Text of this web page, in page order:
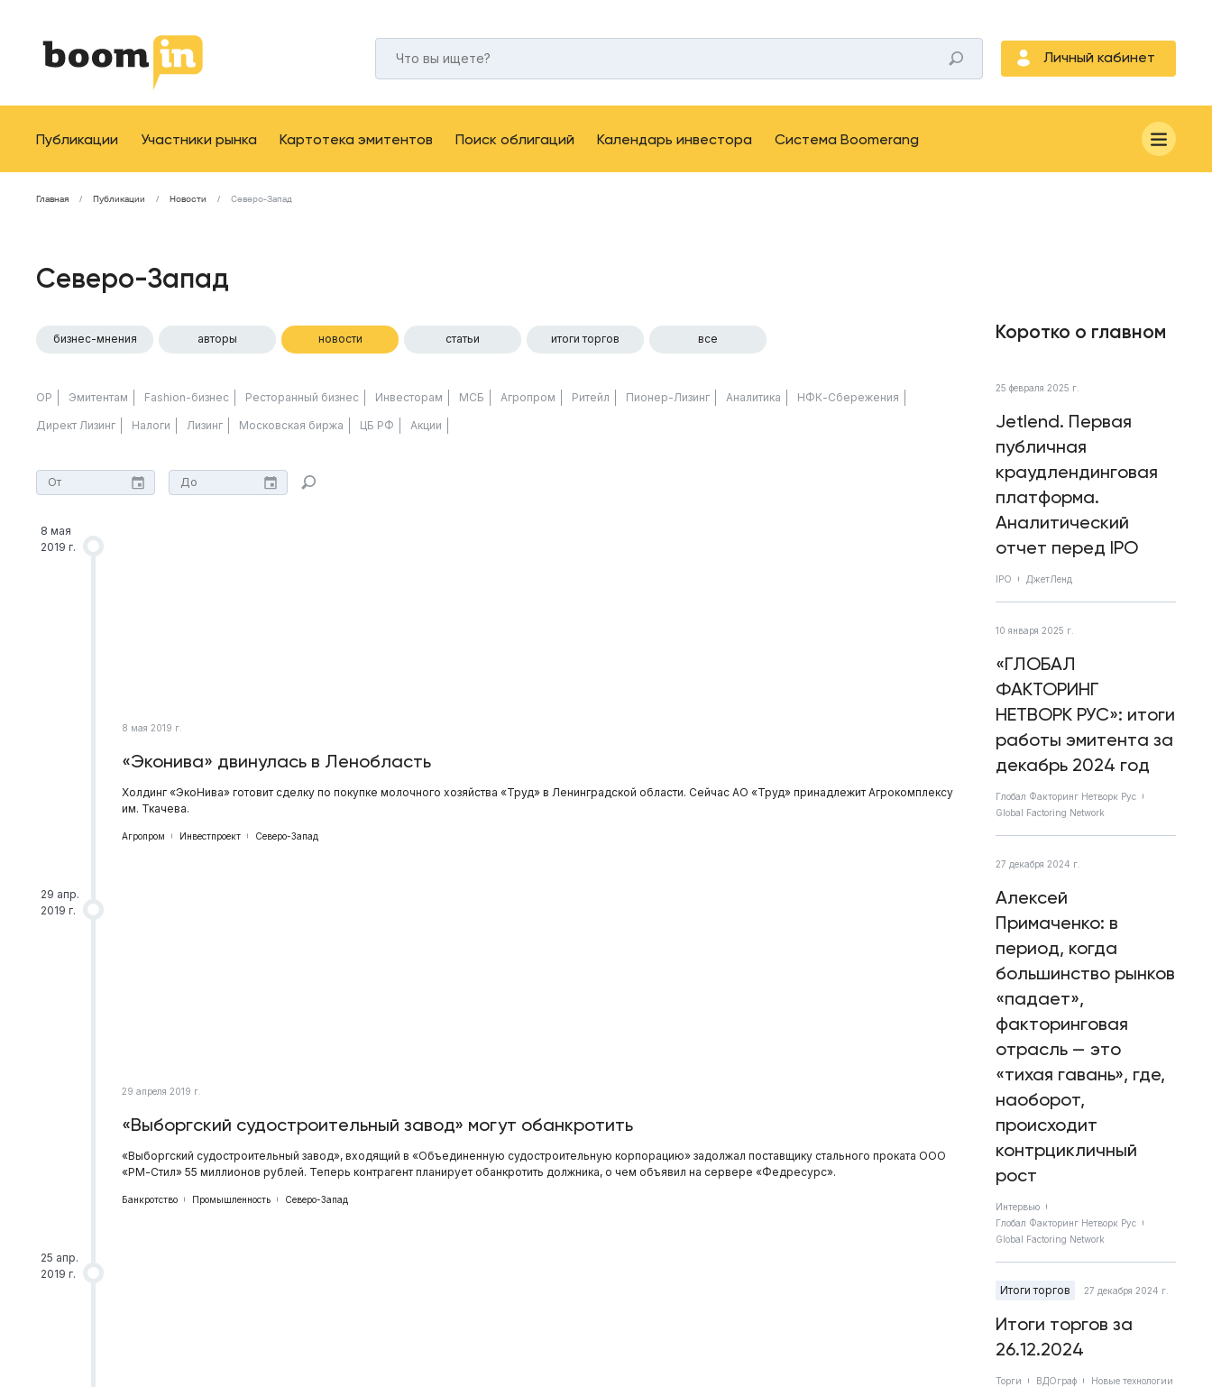
Личный кабинет
Публикации Участники рынка Картотека эмитентов Поиск облигаций Календарь инвестора Система Boomerang
Главная Публикации Новости Северо-Запад
Северо-Запад
бизнес-мнения авторы новости статьи итоги торгов все
ОР Эмитентам Fashion-бизнес Ресторанный бизнес Инвесторам МСБ Агропром Ритейл Пионер-Лизинг Аналитика НФК-Сбережения
Директ Лизинг Налоги Лизинг Московская биржа ЦБ РФ Акции
8 мая
2019 г.
8 мая 2019 г.
«Эконива» двинулась в Ленобласть
Холдинг «ЭкоНива» готовит сделку по покупке молочного хозяйства «Труд» в Ленинградской области. Сейчас АО «Труд» принадлежит Агрокомплексу
им. Ткачева.
Агропром Инвестпроект Северо-Запад
29 апр.
2019 г.
29 апреля 2019 г.
«Выборгский судостроительный завод» могут обанкротить
«Выборгский судостроительный завод», входящий в «Объединенную судостроительную корпорацию» задолжал поставщику стального проката ООО
«РМ-Стил» 55 миллионов рублей. Теперь контрагент планирует обанкротить должника, о чем объявил на сервере «Федресурс».
Банкротство Промышленность Северо-Запад
25 апр.
2019 г.
Коротко о главном
25 февраля 2025 г.
Jetlend. Первая
публичная
краудлендинговая
платформа.
Аналитический
отчет перед IPO
IPO ДжетЛенд
10 января 2025 г.
«ГЛОБАЛ
ФАКТОРИНГ
НЕТВОРК РУС»: итоги
работы эмитента за
декабрь 2024 год
Глобал Факторинг Нетворк Рус
Global Factoring Network
27 декабря 2024 г.
Алексей
Примаченко: в
период, когда
большинство рынков
«падает»,
факторинговая
отрасль — это
«тихая гавань», где,
наоборот,
происходит
контрцикличный
рост
Интервью
Глобал Факторинг Нетворк Рус
Global Factoring Network
Итоги торгов 27 декабря 2024 г.
Итоги торгов за
26.12.2024
Торги ВДОграф Новые технологии